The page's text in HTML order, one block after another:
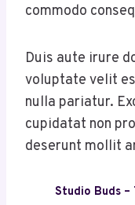
commodo
Duis aute irure
voluptate velit
nulla pariatur.
cupidatat non
deserunt mollit
Studio Buds –